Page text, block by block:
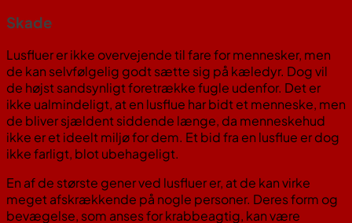
Skade
Lusfluer er ikke overvejende til fare for mennesker, men
de kan selvfølgelig godt sætte sig på kæledyr. Dog vil
de højst sandsynligt foretrække fugle udenfor. Det er
ikke ualmindeligt, at en lusflue har bidt et menneske, men
de bliver sjældent siddende længe, da menneskehud
ikke er et ideelt miljø for dem. Et bid fra en lusflue er dog
ikke farligt, blot ubehageligt.
En af de største gener ved lusfluer er, at de kan virke
meget afskrækkende på nogle personer. Deres form og
bevægelse, som anses for krabbeagtig, kan være